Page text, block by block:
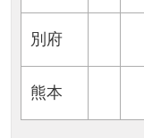
別府
熊本